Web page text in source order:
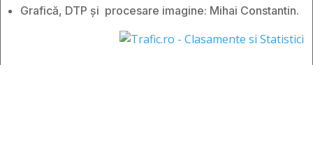
Grafică, DTP și procesare imagine: Mihai Constantin.